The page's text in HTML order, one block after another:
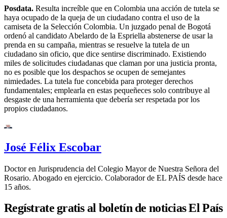
Posdata. Resulta increíble que en Colombia una acción de tutela se
haya ocupado de la queja de un ciudadano contra el uso de la
camiseta de la Selección Colombia. Un juzgado penal de Bogotá
ordenó al candidato Abelardo de la Espriella abstenerse de usar la
prenda en su campaña, mientras se resuelve la tutela de un
ciudadano sin oficio, que dice sentirse discriminado. Existiendo
miles de solicitudes ciudadanas que claman por una justicia pronta,
no es posible que los despachos se ocupen de semejantes
nimiedades. La tutela fue concebida para proteger derechos
fundamentales; emplearla en estas pequeñeces solo contribuye al
desgaste de una herramienta que debería ser respetada por los
propios ciudadanos.
José Félix Escobar
Doctor en Jurisprudencia del Colegio Mayor de Nuestra Señora del
Rosario. Abogado en ejercicio. Colaborador de EL PAÍS desde hace
15 años.
Regístrate gratis al boletín de noticias El País